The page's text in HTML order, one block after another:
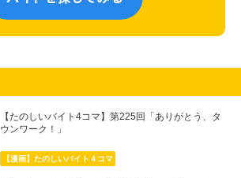
【たのしいバイト4コマ】第225回「ありがとう、タ
ウンワーク！」
【漫画】たのしいバイト４コマ